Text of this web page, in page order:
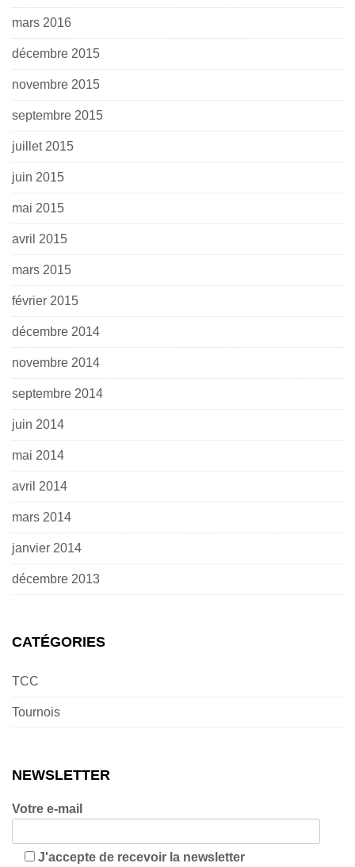
mars 2016
décembre 2015
novembre 2015
septembre 2015
juillet 2015
juin 2015
mai 2015
avril 2015
mars 2015
février 2015
décembre 2014
novembre 2014
septembre 2014
juin 2014
mai 2014
avril 2014
mars 2014
janvier 2014
décembre 2013
CATÉGORIES
TCC
Tournois
NEWSLETTER
Votre e-mail
J'accepte de recevoir la newsletter